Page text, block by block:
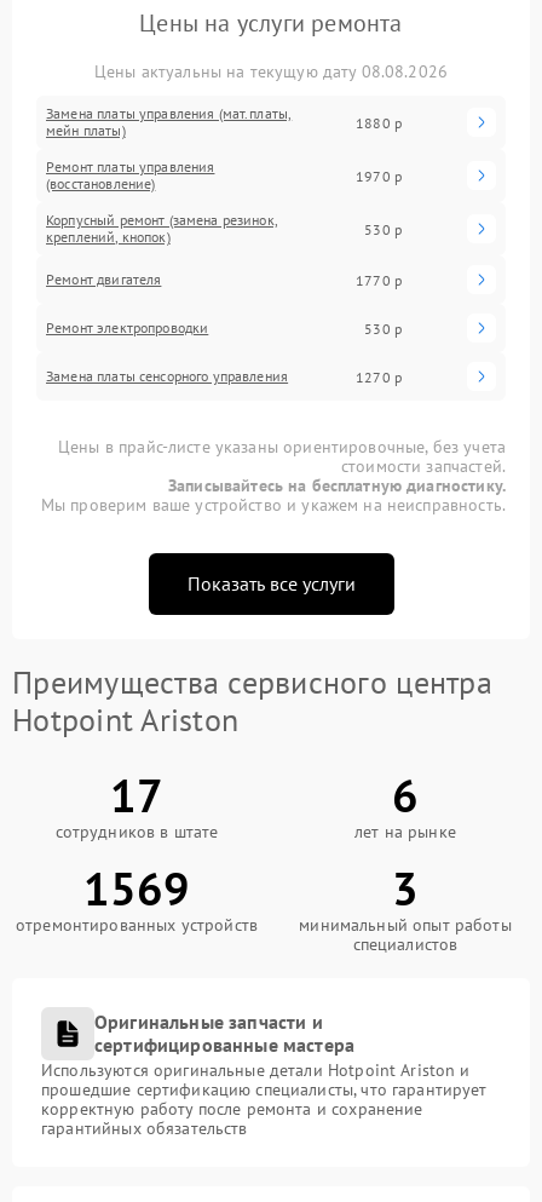
Цены на услуги ремонта
Цены актуальны на текущую дату 08.08.2026
Замена платы управления (мат.платы,
мейн платы)
1880 р
Ремонт платы управления
(восстановление)
1970 р
Корпусный ремонт (замена резинок,
креплений, кнопок)
530 р
Ремонт двигателя 1770 р
Ремонт электропроводки 530 р
Замена платы сенсорного управления 1270 р
Цены в прайс-листе указаны ориентировочные, без учета
стоимости запчастей.
Записывайтесь на бесплатную диагностику.
Мы проверим ваше устройство и укажем на неисправность.
Показать все услуги
Преимущества сервисного центра
Hotpoint Ariston
17
сотрудников в штате
6
лет на рынке
1569
отремонтированных устройств
3
минимальный опыт работы
специалистов
Оригинальные запчасти и
сертифицированные мастера
Используются оригинальные детали Hotpoint Ariston и
прошедшие сертификацию специалисты, что гарантирует
корректную работу после ремонта и сохранение
гарантийных обязательств